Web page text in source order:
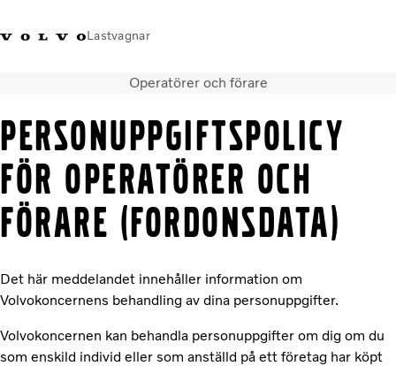
Lastvagnar
FacebookVolvo Trucks MerchandiseLogga in
Lastbilar
Tjänster
Återförsäljare
Nyheter
Om oss
Operatörer och förare
PERSONUPPGIFTSPOLICY
FÖR OPERATÖRER OCH
FÖRARE (FORDONSDATA)
Det här meddelandet innehåller information om
Volvokoncernens behandling av dina personuppgifter.
Volvokoncernen kan behandla personuppgifter om dig om du
som enskild individ eller som anställd på ett företag har köpt